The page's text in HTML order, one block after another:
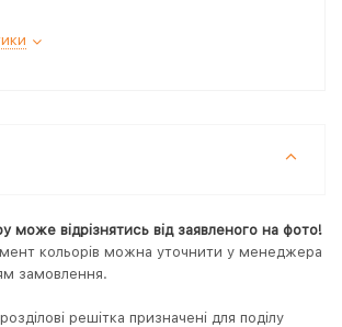
може відрізнятись від заявленого на фото!
кольорів можна уточнити у менеджера
замовлення.
решітка призначені для поділу